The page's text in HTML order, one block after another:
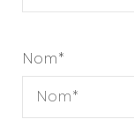
Nom*